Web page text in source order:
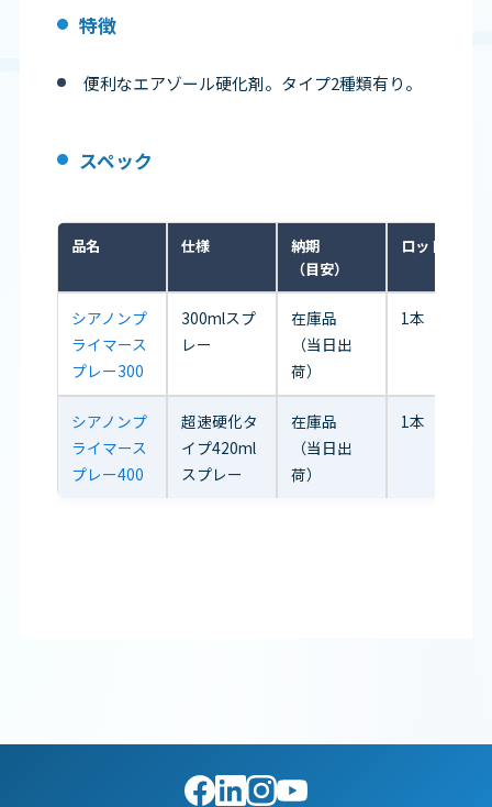
特徴
便利なエアゾール硬化剤。タイプ2種類有り。
スペック
品名 仕様
納期
（目安）
ロット
シアノンプ
ライマース
プレー300
300mlスプ
レー
在庫品
（当日出
荷）
1本
シアノンプ
ライマース
プレー400
超速硬化タ
イプ420ml
スプレー
在庫品
（当日出
荷）
1本